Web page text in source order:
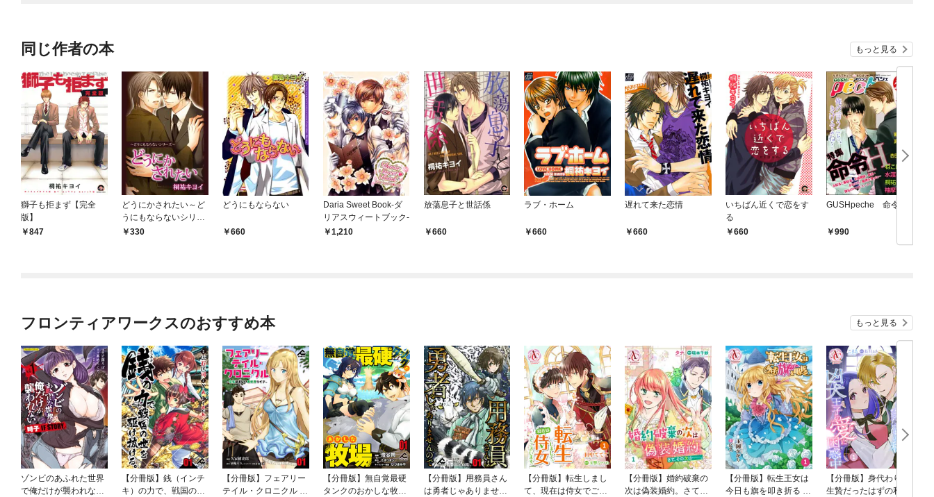
同じ作者の本 もっと見る
獅子も拒まず【完全
版】
847
どうにかされたい～ど
うにもならないシリー
ズ～330
どうにもならない
660
Daria Sweet Book-ダ
リアスウィートブック-
1,210
放蕩息子と世話係
660
ラブ・ホーム
660
遅れて来た恋情
660
いちばん近くで恋をす
る
660
GUSHpeche 命令Ｈ
990
フロンティアワークスのおすすめ本 もっと見る
ゾンビのあふれた世界
で俺だけが襲われない
【分冊版】銭（インチ
キ）の力で、戦国の世
【分冊版】フェアリー
テイル・クロニクル ～
【分冊版】無自覚最硬
タンクのおかしな牧場
【分冊版】用務員さん
は勇者じゃありません
【分冊版】転生しまし
て、現在は侍女でござ
【分冊版】婚約破棄の
次は偽装婚約。さて、
【分冊版】転生王女は
今日も旗を叩き折る 第
【分冊版】身代わりの
生贄だったはずの私、